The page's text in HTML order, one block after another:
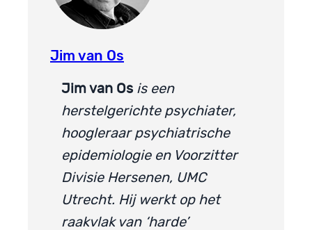
Jim van Os
Jim van Os is een
herstelgerichte psychiater,
hoogleraar psychiatrische
epidemiologie en Voorzitter
Divisie Hersenen, UMC
Utrecht. Hij werkt op het
raakvlak van ‘harde’